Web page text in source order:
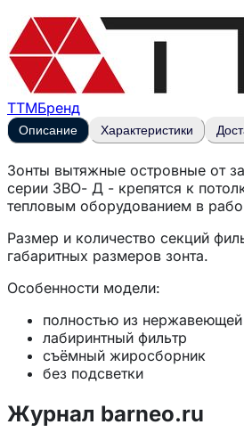
ТТМБренд
Описание Характеристики
Зонты вытяжные островные от
серии ЗВО- Д - крепятся к
тепловым оборудованием в
Размер и количество секций
габаритных размеров зонта.
Особенности модели:
полностью из нержавеющей
лабиринтный фильтр
съёмный жиросборник
без подсветки
диаметром 315 мм.
Журнал barneo.ru